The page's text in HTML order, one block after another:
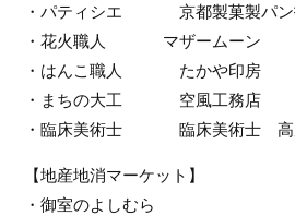
・パティシエ             京都製菓製パ
・花火職人             マザームーン
・はんこ職人             たかや印房
・まちの大工             空風工務店
・臨床美術士             臨床美術士　
【地産地消マーケット】
・御室のよしむら